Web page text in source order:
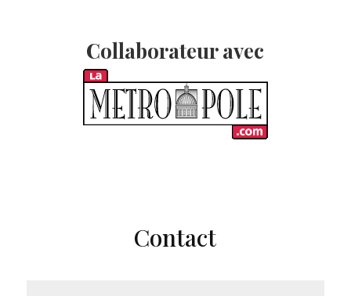
Collaborateur avec
Contact